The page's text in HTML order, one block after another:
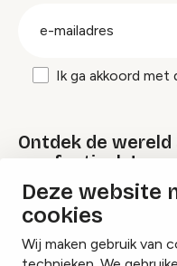
Deze website
cookies
Wij maken gebruik van
Ik ga akkoord met
Ontdek de
van festivals!
Lees onze